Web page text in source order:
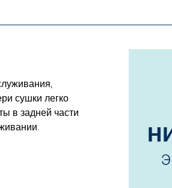
сушки легко
в задней части